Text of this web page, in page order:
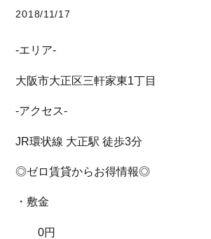
2018/11/17
-エリア-
大阪市大正区三軒家東1丁目
-アクセス-
JR環状線 大正駅 徒歩3分
◎ゼロ賃貸からお得情報◎
・敷金
0円